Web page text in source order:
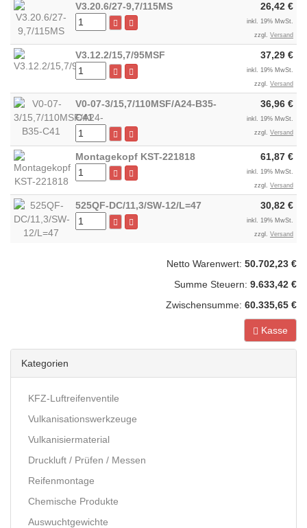
V3.20.6/27-9,7/115MS 26,42 €
inkl. 19% MwSt.
zzgl. Versand
V3.12.2/15,7/95MSF 37,29 €
inkl. 19% MwSt.
zzgl. Versand
V0-07-3/15,7/110MSF/A24-B35-
C41
36,96 €
inkl. 19% MwSt.
zzgl. Versand
Montagekopf KST-221818 61,87 €
inkl. 19% MwSt.
zzgl. Versand
525QF-DC/11,3/SW-12/L=47 30,82 €
inkl. 19% MwSt.
zzgl. Versand
Netto Warenwert: 50.702,23 €
Summe Steuern: 9.633,42 €
Zwischensumme: 60.335,65 €
Kasse
Kategorien
KFZ-Luftreifenventile
Vulkanisationswerkzeuge
Vulkanisiermaterial
Druckluft / Prüfen / Messen
Reifenmontage
Chemische Produkte
Auswuchtgewichte